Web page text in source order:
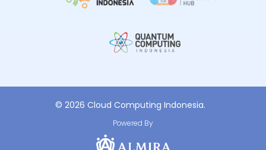
© 2026 Cloud Computing Indonesia.
Powered By